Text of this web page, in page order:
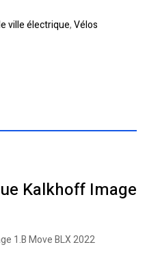
ville électrique,Vélos
Kalkhoff Image
1.B Move BLX 2022